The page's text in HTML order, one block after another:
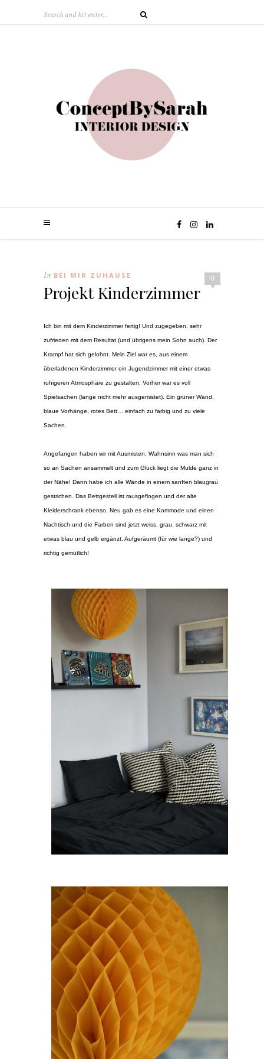
0
In BEI MIR ZUHAUSE
Projekt Kinderzimmer
Ich bin mit dem Kinderzimmer fertig! Und zugegeben, sehr
zufrieden mit dem Resultat (und übrigens mein Sohn auch). Der
Krampf hat sich gelohnt. Mein Ziel war es, aus einem
überladenen Kinderzimmer ein Jugendzimmer mit einer etwas
ruhigeren Atmosphäre zu gestalten. Vorher war es voll
Spielsachen (lange nicht mehr ausgemistet). Ein grüner Wand,
blaue Vorhänge, rotes Bett… einfach zu farbig und zu viele
Sachen.
Angefangen haben wir mit Ausmisten. Wahnsinn was man sich
so an Sachen ansammelt und zum Glück liegt die Mulde ganz in
der Nähe! Dann habe ich alle Wände in einem sanften blaugrau
gestrichen. Das Bettgestell ist rausgeflogen und der alte
Kleiderschrank ebenso. Neu gab es eine Kommode und einen
Nachtisch und die Farben sind jetzt weiss, grau, schwarz mit
etwas blau und gelb ergänzt. Aufgeräumt (für wie lange?) und
richtig gemütlich!